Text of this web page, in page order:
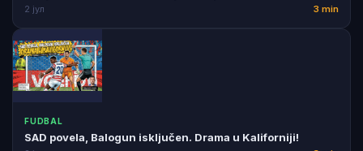
2 јул 3 min
FUDBAL
SAD povela, Balogun isključen. Drama u Kaliforniji!